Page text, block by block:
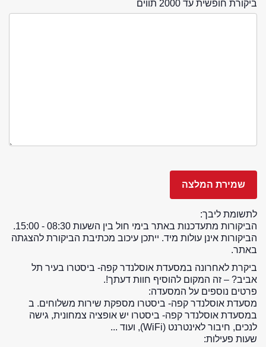
ביקורת חופשית עד 2000 תווים
לתשומת ליבך:
הביקורות מתעדכנות באתר בימי חול בין השעות 08:30 - 15:00.
הביקורות אינן עולות מיד. ייתכן עיכוב מכתיבת הביקורת להצגתה
באתר.
ביקרת לאחרונה במסעדת אוסלנדר קפה- ביסטרו בעיר תל
אביב? – זה המקום להוסיף חוות דעתך!.
פרטים נוספים על המסעדה:
מסעדת אוסלנדר קפה- ביסטרו מספקת שירות משלוחים. ב
במסעדת אוסלנדר קפה- ביסטרו יש אופציה צמחונית, גישה
לנכים, חיבור לאינטרנט (WiFi), ועוד ...
שעות פעילות: